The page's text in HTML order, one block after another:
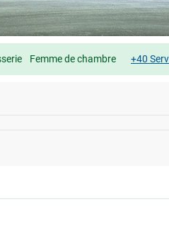
Femme de chambre +40